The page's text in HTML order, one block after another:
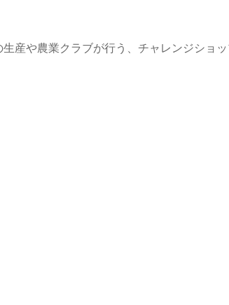
産や農業クラブが行う、チャレンジショ